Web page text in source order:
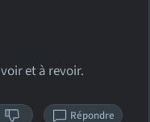
et à revoir.
Répondre